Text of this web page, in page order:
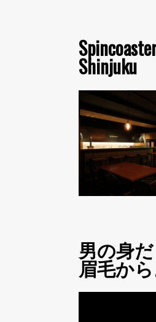
Shinjuku
男の身
眉毛から